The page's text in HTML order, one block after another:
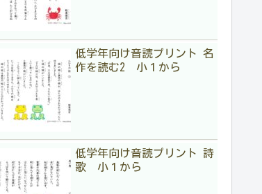
低学年向け音読プリント 名
作を読む2 小１から
低学年向け音読プリント 詩
歌 小１から